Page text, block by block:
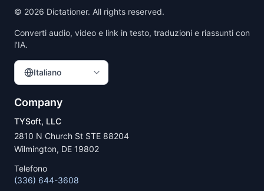
© 2026 Dictationer. All rights reserved.
Converti audio, video e link in testo, traduzioni e riassunti con
l'IA.
Italiano
Company
TYSoft, LLC
2810 N Church St STE 88204
Wilmington, DE 19802
Telefono
(336) 644-3608